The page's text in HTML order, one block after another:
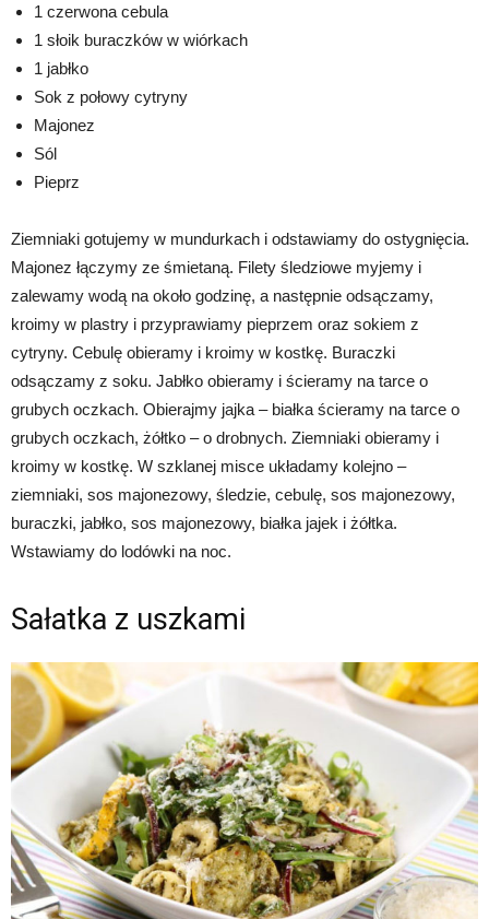
1 czerwona cebula
1 słoik buraczków w wiórkach
1 jabłko
Sok z połowy cytryny
Majonez
Sól
Pieprz
Ziemniaki gotujemy w mundurkach i odstawiamy do ostygnięcia.
Majonez łączymy ze śmietaną. Filety śledziowe myjemy i
zalewamy wodą na około godzinę, a następnie odsączamy,
kroimy w plastry i przyprawiamy pieprzem oraz sokiem z
cytryny. Cebulę obieramy i kroimy w kostkę. Buraczki
odsączamy z soku. Jabłko obieramy i ścieramy na tarce o
grubych oczkach. Obierajmy jajka – białka ścieramy na tarce o
grubych oczkach, żółtko – o drobnych. Ziemniaki obieramy i
kroimy w kostkę. W szklanej misce układamy kolejno –
ziemniaki, sos majonezowy, śledzie, cebulę, sos majonezowy,
buraczki, jabłko, sos majonezowy, białka jajek i żółtka.
Wstawiamy do lodówki na noc.
Sałatka z uszkami